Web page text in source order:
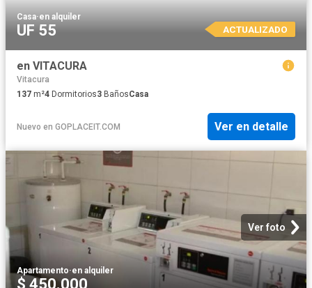
Casa·en alquiler
UF 55 ACTUALIZADO
en VITACURA
Vitacura
137 m²4 Dormitorios3 BañosCasa
Nuevo en GOPLACEIT.COM Ver en detalle
Ver foto
Apartamento·en alquiler
$ 450.000